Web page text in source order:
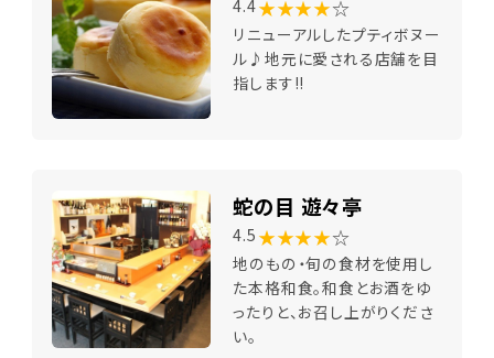
4.4★★★★☆
リニューアルしたプティボヌー
ル♪地元に愛される店舗を目
指します!!
蛇の目 遊々亭
4.5 ★★★★☆
地のもの・旬の食材を使用し
た本格和食。和食とお酒をゆ
ったりと、お召し上がりくださ
い。